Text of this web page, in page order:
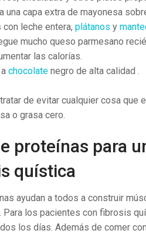
una capa extra de mayonesa
leche entera, plátanos y
mucho queso parmesano
las calorías.
chocolate negro de alta calidad .
de evitar cualquier cosa que
o grasa cero.
proteínas para
quística
ayudan a todos a construir
los pacientes con fibrosis
los días. Además de comer